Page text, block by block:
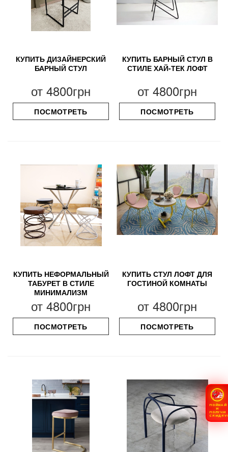
КУПИТЬ ДИЗАЙНЕРСКИЙ
БАРНЫЙ СТУЛ
от 4800грн
ПОСМОТРЕТЬ
КУПИТЬ БАРНЫЙ СТУЛ В
СТИЛЕ ХАЙ-ТЕК ЛОФТ
от 4800грн
ПОСМОТРЕТЬ
КУПИТЬ НЕФОРМАЛЬНЫЙ
ТАБУРЕТ В СТИЛЕ
МИНИМАЛИЗМ
от 4800грн
ПОСМОТРЕТЬ
КУПИТЬ СТУЛ ЛОФТ ДЛЯ
ГОСТИНОЙ КОМНАТЫ
от 4800грн
ПОСМОТРЕТЬ
ПОЙМАЙ
И
ПОЛУЧИ
СКИДКУ!